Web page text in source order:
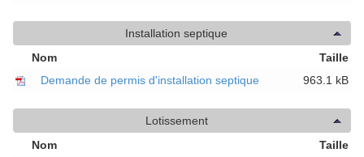
Installation septique
Nom
Taille
Demande de permis d'installation septique
963.1 kB
Lotissement
Nom
Taille